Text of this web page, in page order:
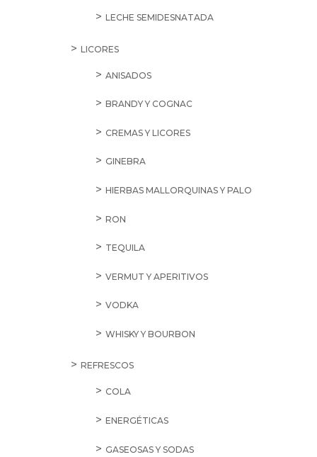
LECHE SEMIDESNATADA
LICORES
ANISADOS
BRANDY Y COGNAC
CREMAS Y LICORES
GINEBRA
HIERBAS MALLORQUINAS Y PALO
RON
TEQUILA
VERMUT Y APERITIVOS
VODKA
WHISKY Y BOURBON
REFRESCOS
COLA
ENERGÉTICAS
GASEOSAS Y SODAS